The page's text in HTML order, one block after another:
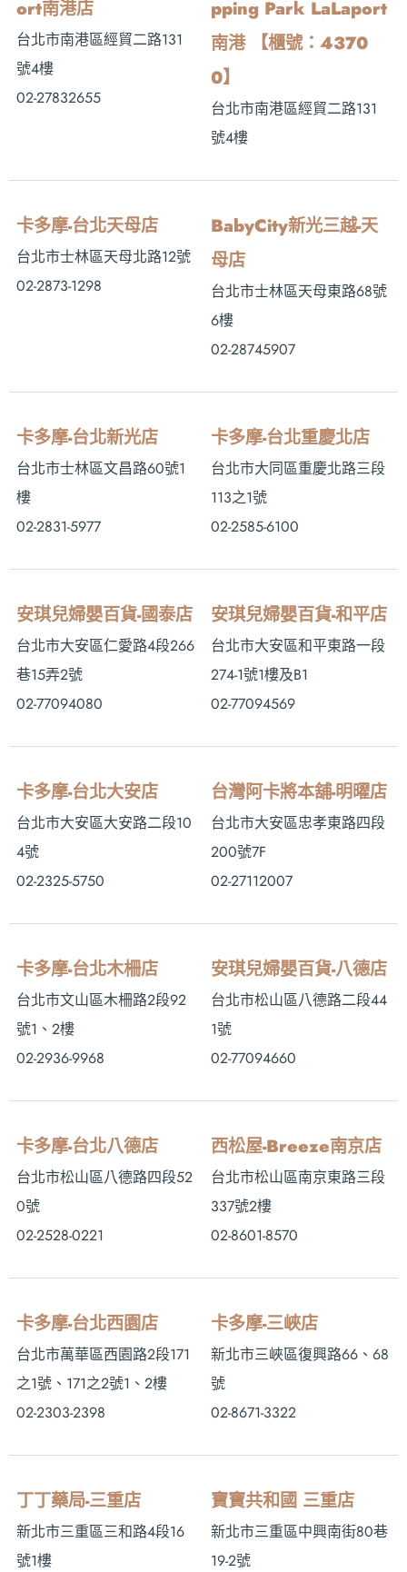
ort南港店
台北市南港區經貿二路131
號4樓
02-27832655
pping Park LaLaport
南港 【櫃號：4370
0】
台北市南港區經貿二路131
號4樓
卡多摩-台北天母店
台北市士林區天母北路12號
02-2873-1298
BabyCity新光三越-天
母店
台北市士林區天母東路68號
6樓
02-28745907
卡多摩-台北新光店
台北市士林區文昌路60號1
樓
02-2831-5977
卡多摩-台北重慶北店
台北市大同區重慶北路三段
113之1號
02-2585-6100
安琪兒婦嬰百貨-國泰店
台北市大安區仁愛路4段266
巷15弄2號
02-77094080
安琪兒婦嬰百貨-和平店
台北市大安區和平東路一段
274-1號1樓及B1
02-77094569
卡多摩-台北大安店
台北市大安區大安路二段10
4號
02-2325-5750
台灣阿卡將本舖-明曜店
台北市大安區忠孝東路四段
200號7F
02-27112007
卡多摩-台北木柵店
台北市文山區木柵路2段92
號1、2樓
02-2936-9968
安琪兒婦嬰百貨-八德店
台北市松山區八德路二段44
1號
02-77094660
卡多摩-台北八德店
台北市松山區八德路四段52
0號
02-2528-0221
西松屋-Breeze南京店
台北市松山區南京東路三段
337號2樓
02-8601-8570
卡多摩-台北西園店
台北市萬華區西園路2段171
之1號、171之2號1、2樓
02-2303-2398
卡多摩-三峽店
新北市三峽區復興路66、68
號
02-8671-3322
丁丁藥局-三重店
新北市三重區三和路4段16
號1樓
寶寶共和國 三重店
新北市三重區中興南街80巷
19-2號